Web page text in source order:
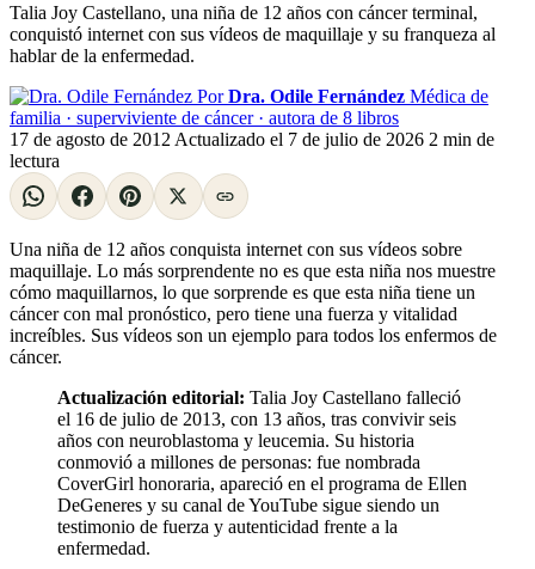
Talia Joy Castellano, una niña de 12 años con cáncer terminal,
conquistó internet con sus vídeos de maquillaje y su franqueza al
hablar de la enfermedad.
Por Dra. Odile Fernández Médica de
familia · superviviente de cáncer · autora de 8 libros
17 de agosto de 2012 Actualizado el 7 de julio de 2026 2 min de
lectura
Una niña de 12 años conquista internet con sus vídeos sobre
maquillaje. Lo más sorprendente no es que esta niña nos muestre
cómo maquillarnos, lo que sorprende es que esta niña tiene un
cáncer con mal pronóstico, pero tiene una fuerza y vitalidad
increíbles. Sus vídeos son un ejemplo para todos los enfermos de
cáncer.
Actualización editorial: Talia Joy Castellano falleció
el 16 de julio de 2013, con 13 años, tras convivir seis
años con neuroblastoma y leucemia. Su historia
conmovió a millones de personas: fue nombrada
CoverGirl honoraria, apareció en el programa de Ellen
DeGeneres y su canal de YouTube sigue siendo un
testimonio de fuerza y autenticidad frente a la
enfermedad.